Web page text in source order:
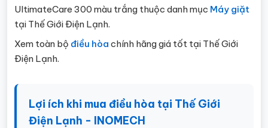
UltimateCare 300 màu trắng thuộc danh mục Máy giặt
tại Thế Giới Điện Lạnh.
Xem toàn bộ điều hòa chính hãng giá tốt tại Thế Giới
Điện Lạnh.
Lợi ích khi mua điều hòa tại Thế Giới
Điện Lạnh - INOMECH